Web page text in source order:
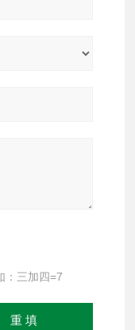
：三加四=7